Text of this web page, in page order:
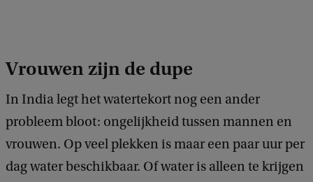
h
t
Vrouwen zijn de dupe
In India legt het watertekort nog een ander
probleem bloot: ongelijkheid tussen mannen en
vrouwen. Op veel plekken is maar een paar uur per
dag water beschikbaar. Of water is alleen te krijgen